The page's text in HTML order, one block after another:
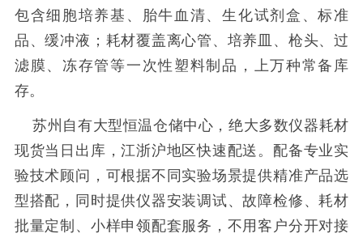
包含细胞培养基、胎牛血清、生化试剂盒、标准
品、缓冲液；耗材覆盖离心管、培养皿、枪头、过
滤膜、冻存管等一次性塑料制品，上万种常备库
存。
苏州自有大型恒温仓储中心，绝大多数仪器耗材
现货当日出库，江浙沪地区快速配送。配备专业实
验技术顾问，可根据不同实验场景提供精准产品选
型搭配，同时提供仪器安装调试、故障检修、耗材
批量定制、小样申领配套服务，不用客户分开对接